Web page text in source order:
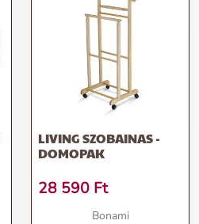
LIVING SZOBAINAS -
DOMOPAK
28 590 Ft
Bonami